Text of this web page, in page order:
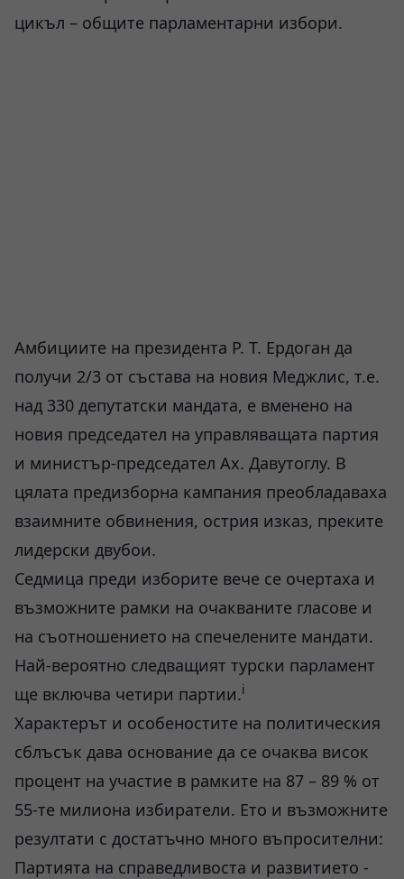
цикъл – общите парламентарни избори.
Амбициите на президента Р. Т. Ердоган да
получи 2/3 от състава на новия Меджлис, т.е.
над 330 депутатски мандата, е вменено на
новия председател на управляващата партия
и министър-председател Ах. Давутоглу. В
цялата предизборна кампания преобладаваха
взаимните обвинения, острия изказ, преките
лидерски двубои.
Седмица преди изборите вече се очертаха и
възможните рамки на очакваните гласове и
на съотношението на спечелените мандати.
Най-вероятно следващият турски парламент
ще включва четири партии.i
Характерът и особеностите на политическия
сблъсък дава основание да се очаква висок
процент на участие в рамките на 87 – 89 % от
55-те милиона избиратели. Ето и възможните
резултати с достатъчно много въпросителни:
Партията на справедливоста и развитието -